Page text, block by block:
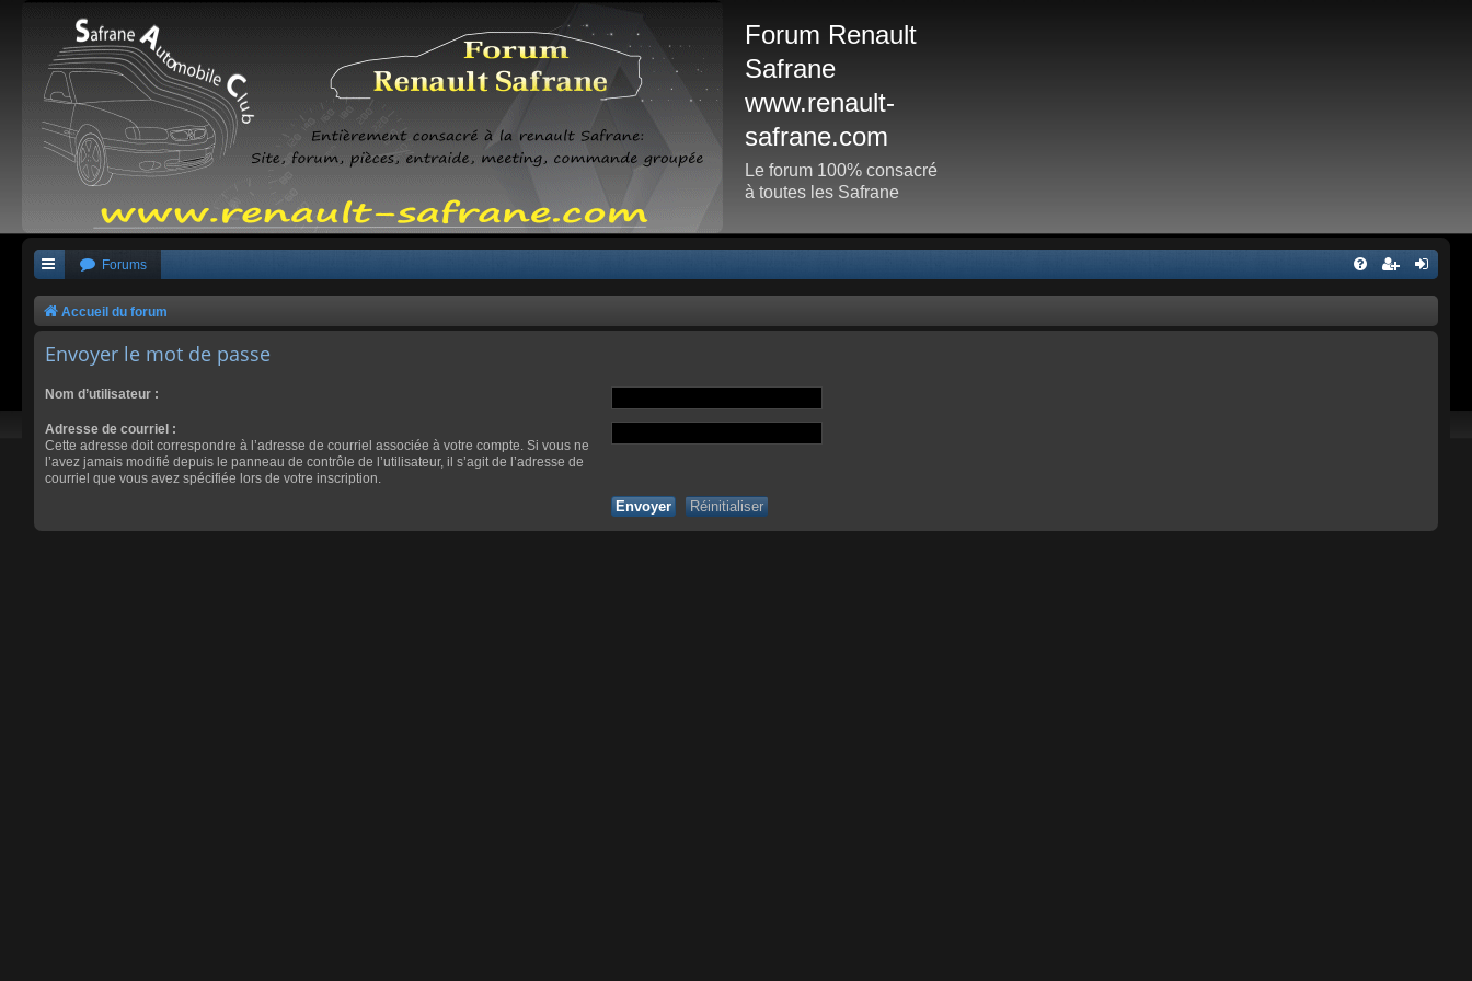
Forum Renault
Safrane
www.renault-
safrane.com
Le forum 100% consacré
à toutes les Safrane
Forums
Accueil du forum
Envoyer le mot de passe
Nom d’utilisateur :
Adresse de courriel :
Cette adresse doit correspondre à l’adresse de courriel associée à votre compte. Si vous ne
l’avez jamais modifié depuis le panneau de contrôle de l’utilisateur, il s’agit de l’adresse de
courriel que vous avez spécifiée lors de votre inscription.